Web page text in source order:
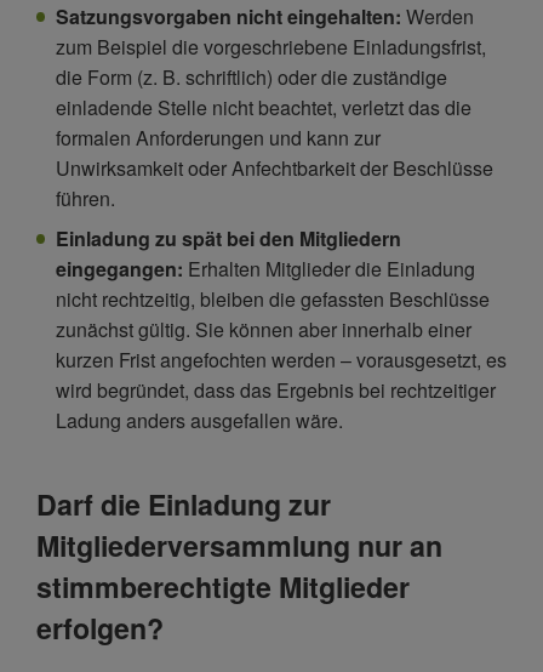
Satzungsvorgaben nicht eingehalten: Werden
zum Beispiel die vorgeschriebene Einladungsfrist,
die Form (z. B. schriftlich) oder die zuständige
einladende Stelle nicht beachtet, verletzt das die
formalen Anforderungen und kann zur
Unwirksamkeit oder Anfechtbarkeit der Beschlüsse
führen.
Einladung zu spät bei den Mitgliedern
eingegangen: Erhalten Mitglieder die Einladung
nicht rechtzeitig, bleiben die gefassten Beschlüsse
zunächst gültig. Sie können aber innerhalb einer
kurzen Frist angefochten werden – vorausgesetzt, es
wird begründet, dass das Ergebnis bei rechtzeitiger
Ladung anders ausgefallen wäre.
Darf die Einladung zur
Mitgliederversammlung nur an
stimmberechtigte Mitglieder
erfolgen?